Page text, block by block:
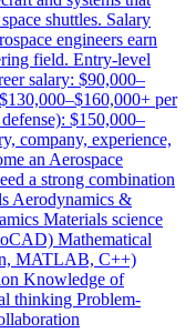
shuttles. Salary
engineers earn
field. Entry-level
salary: $90,000–
per
$150,000–
company, experience,
an Aerospace
a strong combination
Aerodynamics &
Materials science
Mathematical
MATLAB, C++)
Knowledge of
thinking Problem-